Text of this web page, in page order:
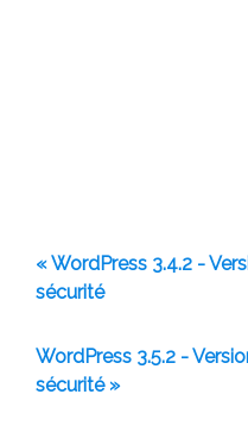
« WordPress 3.4.2 -
sécurité
WordPress 3.5.2 -
sécurité »